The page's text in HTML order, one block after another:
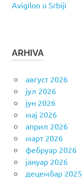
Avigilon u Srbiji
ARHIVA
август 2026
јул 2026
јун 2026
мај 2026
април 2026
март 2026
фебруар 2026
јануар 2026
децембар 2025